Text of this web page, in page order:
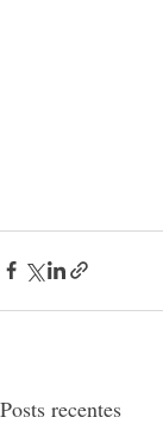
Posts recentes